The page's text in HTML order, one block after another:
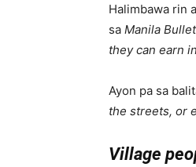
Halimbawa rin
sa Manila
they can earn
Ayon pa sa
the streets, or
Village